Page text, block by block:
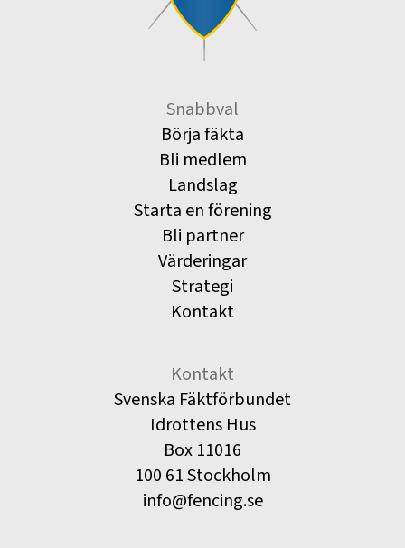
Snabbval
Börja fäkta
Bli medlem
Landslag
Starta en förening
Bli partner
Värderingar
Strategi
Kontakt
Kontakt
Svenska Fäktförbundet
Idrottens Hus
Box 11016
100 61 Stockholm
info@fencing.se